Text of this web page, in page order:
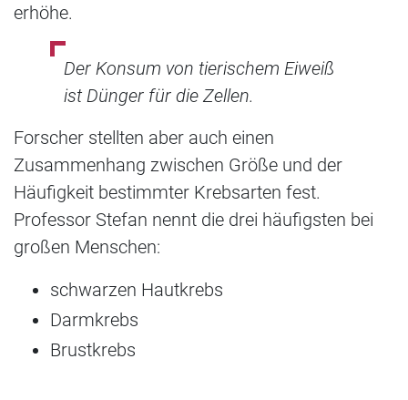
erhöhe.
Der Konsum von tierischem Eiweiß
ist Dünger für die Zellen.
Forscher stellten aber auch einen
Zusammenhang zwischen Größe und der
Häufigkeit bestimmter Krebsarten fest.
Professor Stefan nennt die drei häufigsten bei
großen Menschen:
schwarzen Hautkrebs
Darmkrebs
Brustkrebs